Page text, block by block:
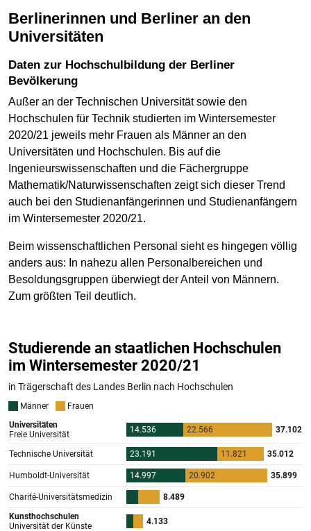
Berlinerinnen und Berliner an den
Universitäten
Daten zur Hochschulbildung der Berliner
Bevölkerung
Außer an der Technischen Universität sowie den
Hochschulen für Technik studierten im Wintersemester
2020/21 jeweils mehr Frauen als Männer an den
Universitäten und Hochschulen. Bis auf die
Ingenieurswissenschaften und die Fächergruppe
Mathematik/Naturwissenschaften zeigt sich dieser Trend
auch bei den Studienanfängerinnen und Studienanfängern
im Wintersemester 2020/21.
Beim wissenschaftlichen Personal sieht es hingegen völlig
anders aus: In nahezu allen Personalbereichen und
Besoldungsgruppen überwiegt der Anteil von Männern.
Zum größten Teil deutlich.